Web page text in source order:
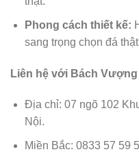
Phong cách thiết kế:
sang trọng chọn đá
Liên hệ với Bách
Địa chỉ: 07 ngõ 102
Nội.
Miền Bắc: 0833 57 59